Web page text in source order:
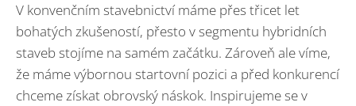
V konvenčním stavebnictví máme přes třicet let
bohatých zkušeností, přesto v segmentu hybridních
staveb stojíme na samém začátku. Zároveň ale víme,
že máme výbornou startovní pozici a před konkurencí
chceme získat obrovský náskok. Inspirujeme se v